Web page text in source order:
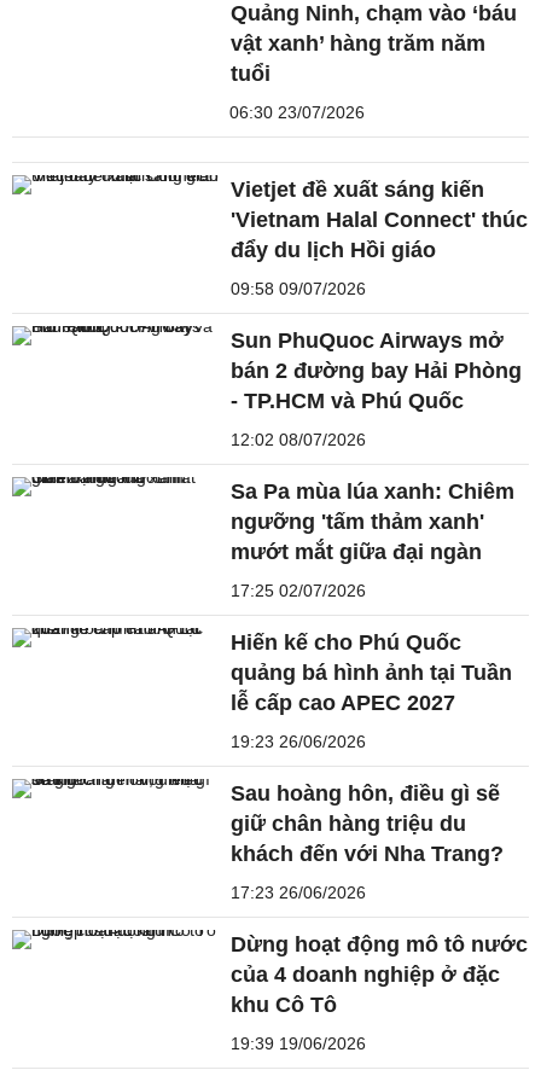
Quảng Ninh, chạm vào ‘báu
vật xanh’ hàng trăm năm
tuổi
06:30 23/07/2026
Vietjet đề xuất sáng kiến
'Vietnam Halal Connect' thúc
đẩy du lịch Hồi giáo
09:58 09/07/2026
Sun PhuQuoc Airways mở
bán 2 đường bay Hải Phòng
- TP.HCM và Phú Quốc
12:02 08/07/2026
Sa Pa mùa lúa xanh: Chiêm
ngưỡng 'tấm thảm xanh'
mướt mắt giữa đại ngàn
17:25 02/07/2026
Hiến kế cho Phú Quốc
quảng bá hình ảnh tại Tuần
lễ cấp cao APEC 2027
19:23 26/06/2026
Sau hoàng hôn, điều gì sẽ
giữ chân hàng triệu du
khách đến với Nha Trang?
17:23 26/06/2026
Dừng hoạt động mô tô nước
của 4 doanh nghiệp ở đặc
khu Cô Tô
19:39 19/06/2026